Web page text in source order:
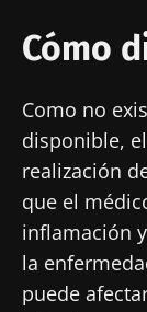
Cómo
Como no
disponible,
realización
que el
inflamación
la
puede